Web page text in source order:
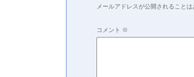
メールアドレスが公開されることは
コメント ※